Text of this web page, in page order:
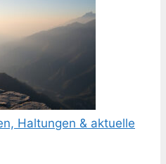
Haltungen & aktuelle